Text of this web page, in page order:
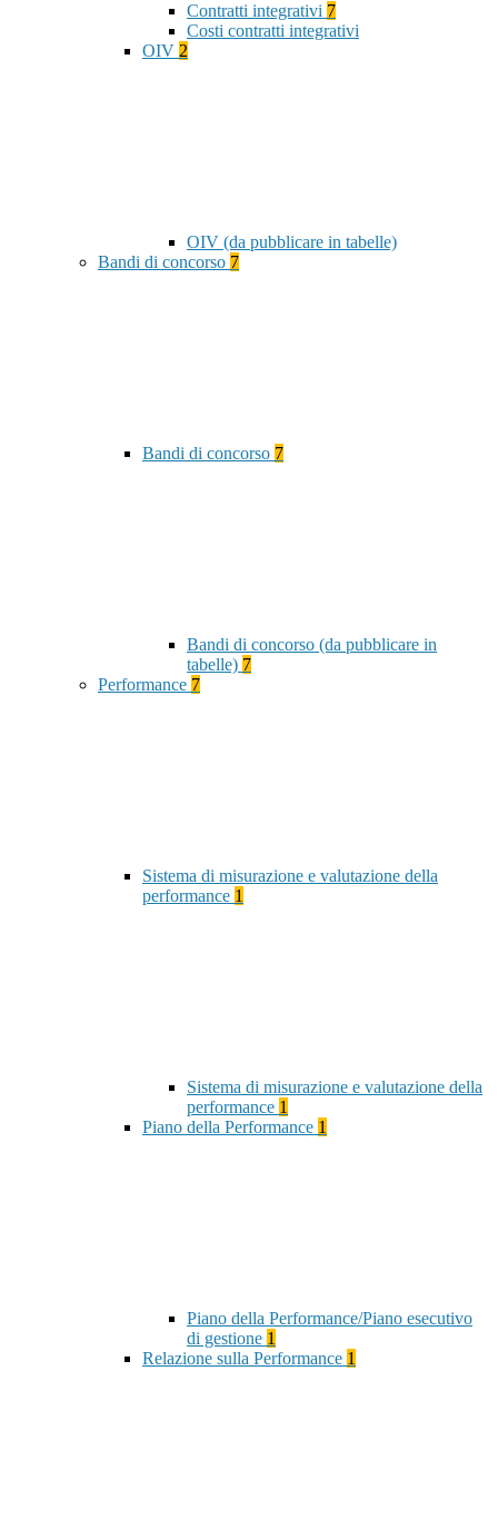
Contratti integrativi 7
Costi contratti integrativi
OIV 2
OIV (da pubblicare in tabelle)
Bandi di concorso 7
Bandi di concorso 7
Bandi di concorso (da pubblicare in
tabelle) 7
Performance 7
Sistema di misurazione e valutazione della
performance 1
Sistema di misurazione e valutazione della
performance 1
Piano della Performance 1
Piano della Performance/Piano esecutivo
di gestione 1
Relazione sulla Performance 1